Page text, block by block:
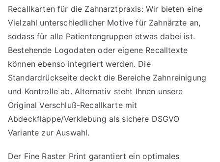
Recallkarten für die Zahnarztpraxis: Wir bieten eine
Vielzahl unterschiedlicher Motive für Zahnärzte an,
sodass für alle Patientengruppen etwas dabei ist.
Bestehende Logodaten oder eigene Recalltexte
können ebenso integriert werden. Die
Standardrückseite deckt die Bereiche Zahnreinigung
und Kontrolle ab. Alternativ steht Ihnen unsere
OriginalVerschluß-Recallkartemit
Abdeckflappe/Verklebung als sichere DSGVO
Variante zur Auswahl.
Der Fine Raster Print garantiert ein optimales